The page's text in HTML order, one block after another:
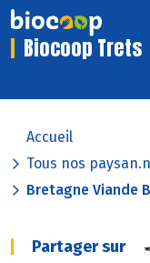
Biocoop Trets
Accueil
Tous nos
Bretagne Viande
Partager sur